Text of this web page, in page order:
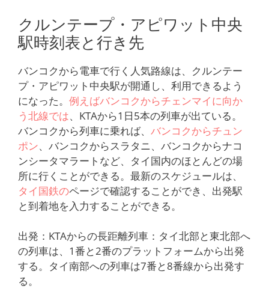
クルンテープ・アピワット中央
駅時刻表と行き先
バンコクから電車で行く人気路線は、クルンテー
プ・アピワット中央駅が開通し、利用できるよう
になった。 例えばバンコクからチェンマイに向か
う北線では、KTAから1日5本の列車が出ている。
バンコクから列車に乗れば、 バンコクからチュン
ポン、バンコクからスラタニ、バンコクからナコ
ンシータマラートなど、タイ国内のほとんどの場
所に行くことができる。最新のスケジュールは、
タイ国鉄のページで確認することができ、出発駅
と到着地を入力することができる。
出発：KTAからの長距離列車：タイ北部と東北部へ
の列車は、1番と2番のプラットフォームから出発
する。タイ南部への列車は7番と8番線から出発す
る。